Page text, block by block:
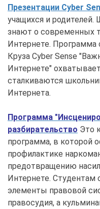
Презентации Cyber
учащихся и родителей.
знают о современных
Интернете. Программа
Круза Cyber Sense
Интернете"
сталкиваются
Интернета.
Программа
разбирательство Это
программа, в которой
профилактике
предотвращению
Интернете.
элементы правовой
правосудия, а